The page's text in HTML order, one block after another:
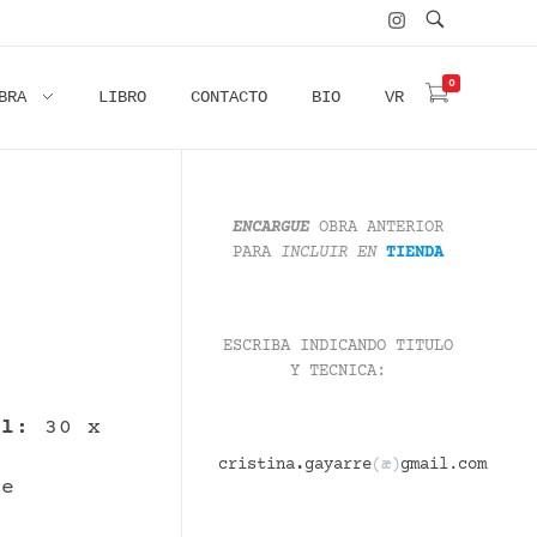
0
LIBRO CONTACTO BIO VR
30 x
ENCARGUE OBRA ANTERIOR
PARA INCLUIR EN TIENDA
ESCRIBA INDICANDO TITULO
Y TECNICA:
cristina.gayarre(æ)gmail.com